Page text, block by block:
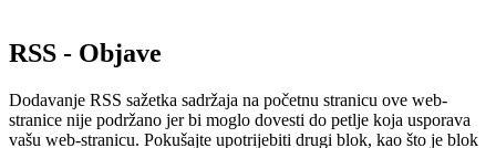
RSS - Objave
Dodavanje RSS sažetka sadržaja na početnu stranicu ove web-
stranice nije podržano jer bi moglo dovesti do petlje koja usporava
vašu web-stranicu. Pokušajte upotrijebiti drugi blok, kao što je blok